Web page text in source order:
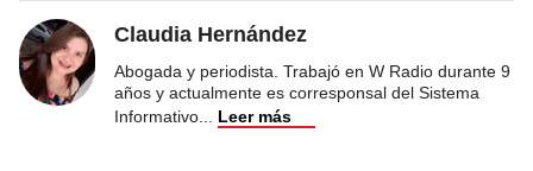
Claudia Hernández
Abogada y periodista. Trabajó en W Radio durante 9
años y actualmente es corresponsal del Sistema
Informativo
Leer más